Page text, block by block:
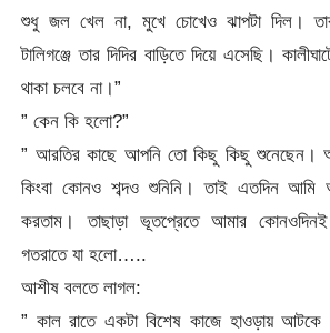
শুধু জল খেল না, মুখে চোখেও ঝাপটা দিল।
টালিগঞ্জে তার দিদির বাড়িতে দিয়ে এসেছি।
থাকা চলবে না।”
” কেন কি হলো?”
” আরতির কাছে আপনি তো কিছু কিছু শুনেছেন।
কিংবা কোনও শব্দও শুনিনি। তাই এতদিন আমি
করতাম। তাছাড়া ভূতপ্রেতে আমার
গতরাতে যা হলো…..
আশীষ বলতে লাগল:
” কাল রাতে একটা বিশেষ কাজে হাওড়ায় আটকে